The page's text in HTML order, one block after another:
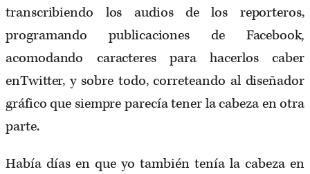
transcribiendo los audios de los reporteros,
programando publicaciones de Facebook,
acomodando caracteres para hacerlos caber
enTwitter, y sobre todo, correteando al diseñador
gráfico que siempre parecía tener la cabeza en otra
parte.
Había días en que yo también tenía la cabeza en